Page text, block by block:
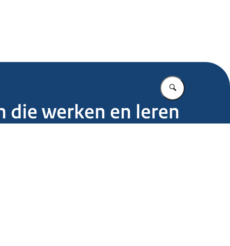
Vul in wat u
werken en leren